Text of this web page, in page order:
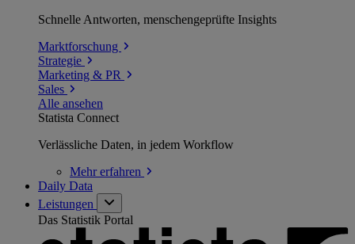
Schnelle Antworten, menschengeprüfte Insights
Marktforschung
Strategie
Marketing & PR
Sales
Alle ansehen
Statista Connect
Verlässliche Daten, in jedem Workflow
Mehrerfahren
Daily Data
Leistungen
Das Statistik Portal